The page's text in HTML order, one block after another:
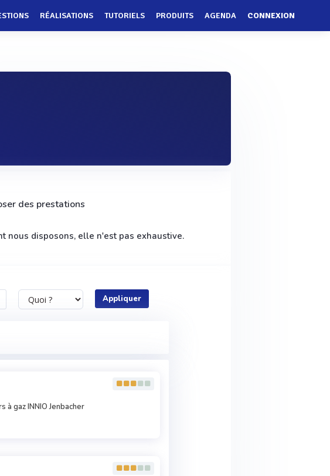
RÉALISATIONS TUTORIELS PRODUITS AGENDA CONNEXION
des prestations
nous disposons, elle n'est pas exhaustive.
Appliquer
gaz INNIO Jenbacher